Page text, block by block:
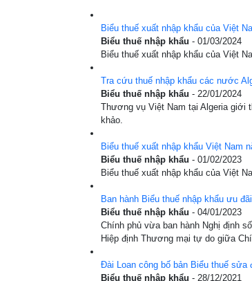
TIN KHÁC
Biểu thuế xuất nhập khẩu của Việt
Biểu thuế xuất nhập khẩu của Việt
Tra cứu thuế nhập khẩu các nước
Biểu thuế nhập khẩu- 22/01/2024
khảo.